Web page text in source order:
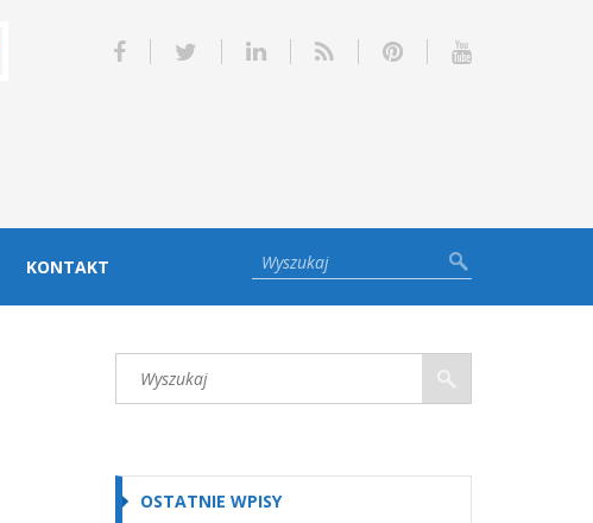
KONTAKT
OSTATNIE WPISY